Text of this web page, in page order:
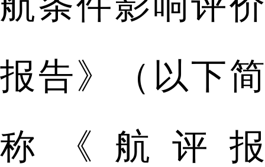
报告》（以下简
称《航评报